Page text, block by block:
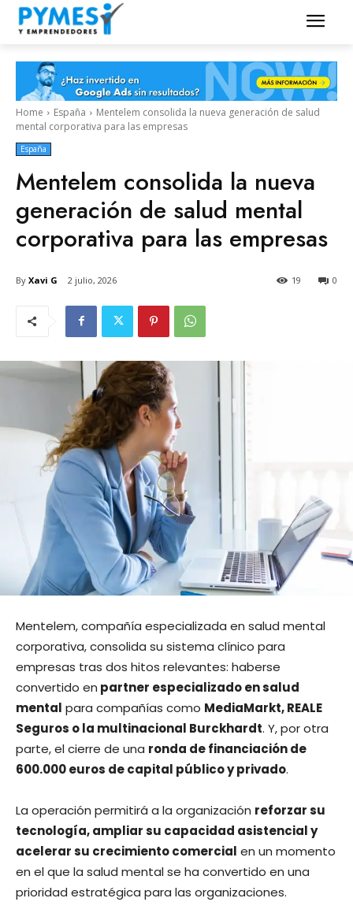
Home España
Mentelem consolida la nueva generación de salud
mental corporativa para las empresas
España
Mentelem consolida la nueva
generación de salud mental
corporativa para las empresas
By Xavi G 2 julio, 2026 0
19
Mentelem, compañía especializada en salud mental
corporativa, consolida su sistema clínico para
empresas tras dos hitos relevantes: haberse
convertido en partner especializado en salud
mental para compañías como MediaMarkt, REALE
Seguros o la multinacional Burckhardt. Y, por otra
parte, el cierre de una ronda de financiación de
600.000 euros de capital público y privado.
La operación permitirá a la organización reforzar su
tecnología, ampliar su capacidad asistencial y
acelerar su crecimiento comercial en un momento
en el que la salud mental se ha convertido en una
prioridad estratégica para las organizaciones.